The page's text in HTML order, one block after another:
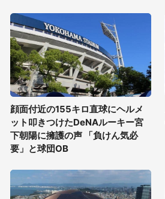
顔面付近の155キロ直球にヘルメ
ット叩きつけたDeNAルーキー宮
下朝陽に擁護の声 「負けん気必
要」と球団OB